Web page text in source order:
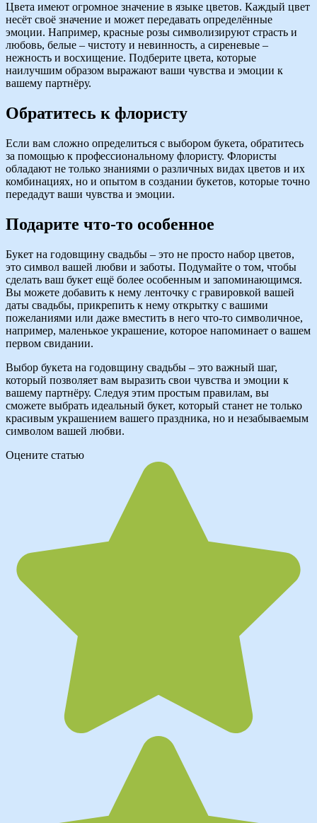
Цвета имеют огромное значение в языке цветов. Каждый цвет
несёт своё значение и может передавать определённые
эмоции. Например, красные розы символизируют страсть и
любовь, белые – чистоту и невинность, а сиреневые –
нежность и восхищение. Подберите цвета, которые
наилучшим образом выражают ваши чувства и эмоции к
вашему партнёру.
Обратитесь к флористу
Если вам сложно определиться с выбором букета, обратитесь
за помощью к профессиональному флористу. Флористы
обладают не только знаниями о различных видах цветов и их
комбинациях, но и опытом в создании букетов, которые точно
передадут ваши чувства и эмоции.
Подарите что-то особенное
Букет на годовщину свадьбы – это не просто набор цветов,
это символ вашей любви и заботы. Подумайте о том, чтобы
сделать ваш букет ещё более особенным и запоминающимся.
Вы можете добавить к нему ленточку с гравировкой вашей
даты свадьбы, прикрепить к нему открытку с вашими
пожеланиями или даже вместить в него что-то символичное,
например, маленькое украшение, которое напоминает о вашем
первом свидании.
Выбор букета на годовщину свадьбы – это важный шаг,
который позволяет вам выразить свои чувства и эмоции к
вашему партнёру. Следуя этим простым правилам, вы
сможете выбрать идеальный букет, который станет не только
красивым украшением вашего праздника, но и незабываемым
символом вашей любви.
Оцените статью